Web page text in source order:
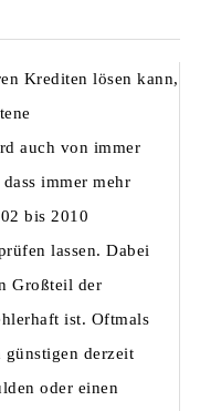
Krediten lösen kann,
auch von immer
immer mehr
bis 2010
lassen. Dabei
Großteil der
ist. Oftmals
derzeit
oder einen